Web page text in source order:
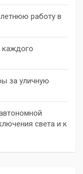
работу в
каждого
за уличную
света и к